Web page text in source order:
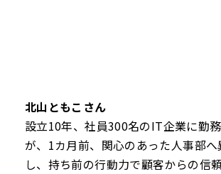
北山ともこさん
設立10年、社員300名のIT企業に勤
が、1カ月前、関心のあった人事部
し、持ち前の行動力で顧客からの信